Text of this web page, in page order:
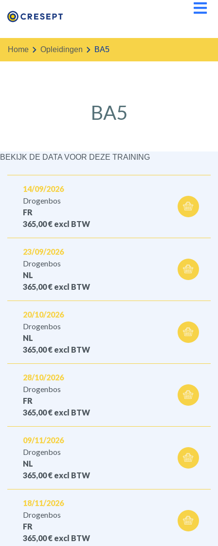
en
de
inhoud
gaan
Home opleidingen BA5
BA5
BEKIJK DE DATA VOOR DEZE TRAINING
14/09/2026
Drogenbos
FR
365,00 € excl BTW
23/09/2026
Drogenbos
NL
365,00 € excl BTW
20/10/2026
Drogenbos
NL
365,00 € excl BTW
28/10/2026
Drogenbos
FR
365,00 € excl BTW
09/11/2026
Drogenbos
NL
365,00 € excl BTW
18/11/2026
Drogenbos
FR
365,00 € excl BTW